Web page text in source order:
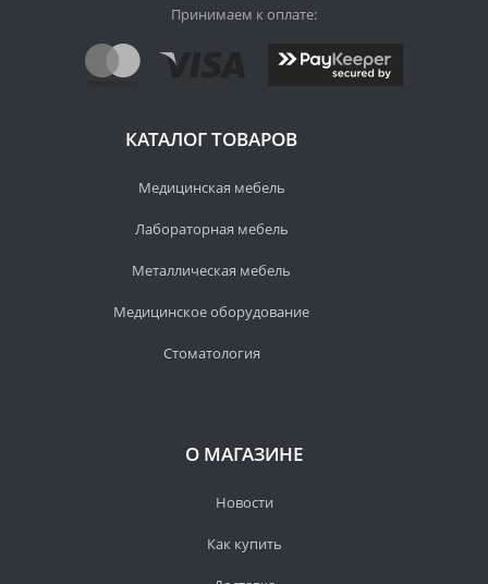
Принимаем к оплате:
КАТАЛОГ ТОВАРОВ
Медицинская мебель
Лабораторная мебель
Металлическая мебель
Медицинское оборудование
Стоматология
О МАГАЗИНЕ
Новости
Как купить